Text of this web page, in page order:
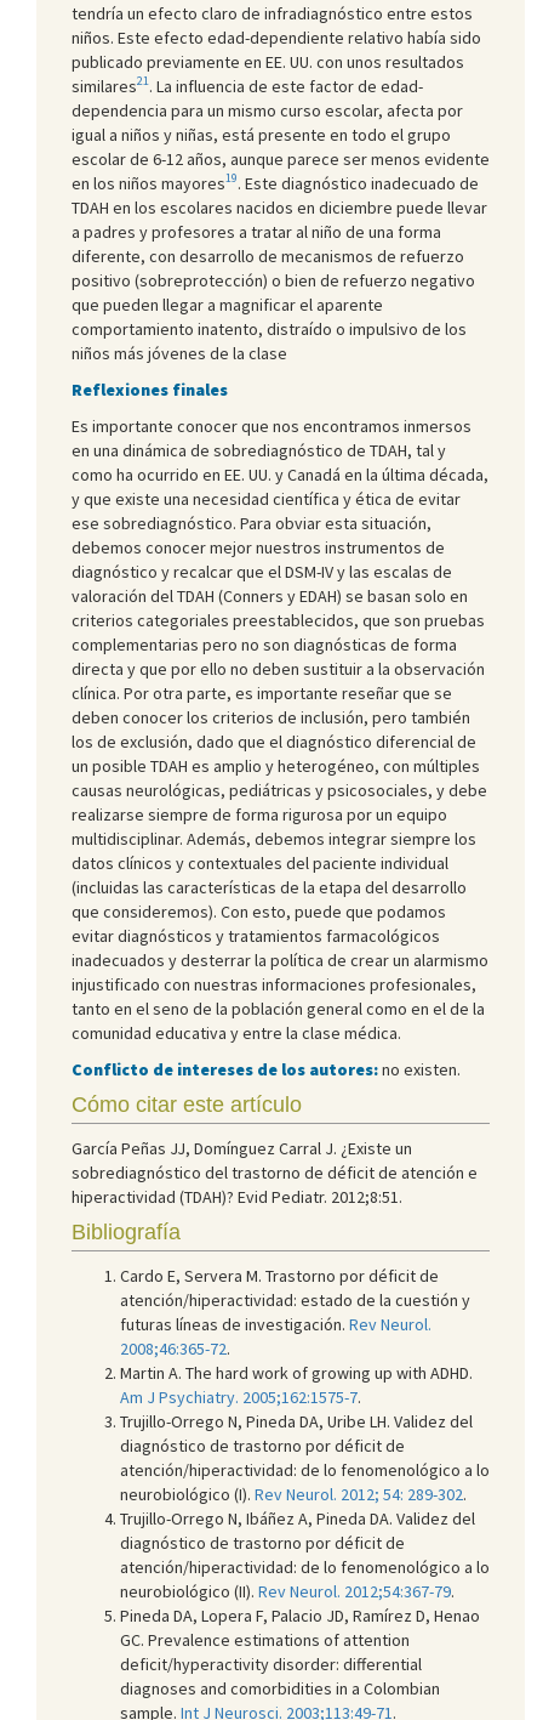
tendría un efecto claro de infradiagnóstico entre estos
niños. Este efecto edad-dependiente relativo había sido
publicado previamente en EE. UU. con unos resultados
similares21. La influencia de este factor de edad-
dependencia para un mismo curso escolar, afecta por
igual a niños y niñas, está presente en todo el grupo
escolar de 6-12 años, aunque parece ser menos evidente
en los niños mayores19. Este diagnóstico inadecuado de
TDAH en los escolares nacidos en diciembre puede llevar
a padres y profesores a tratar al niño de una forma
diferente, con desarrollo de mecanismos de refuerzo
positivo (sobreprotección) o bien de refuerzo negativo
que pueden llegar a magnificar el aparente
comportamiento inatento, distraído o impulsivo de los
niños más jóvenes de la clase
Reflexiones finales
Es importante conocer que nos encontramos inmersos
en una dinámica de sobrediagnóstico de TDAH, tal y
como ha ocurrido en EE. UU. y Canadá en la última década,
y que existe una necesidad científica y ética de evitar
ese sobrediagnóstico. Para obviar esta situación,
debemos conocer mejor nuestros instrumentos de
diagnóstico y recalcar que el DSM-IV y las escalas de
valoración del TDAH (Conners y EDAH) se basan solo en
criterios categoriales preestablecidos, que son pruebas
complementarias pero no son diagnósticas de forma
directa y que por ello no deben sustituir a la observación
clínica. Por otra parte, es importante reseñar que se
deben conocer los criterios de inclusión, pero también
los de exclusión, dado que el diagnóstico diferencial de
un posible TDAH es amplio y heterogéneo, con múltiples
causas neurológicas, pediátricas y psicosociales, y debe
realizarse siempre de forma rigurosa por un equipo
multidisciplinar. Además, debemos integrar siempre los
datos clínicos y contextuales del paciente individual
(incluidas las características de la etapa del desarrollo
que consideremos). Con esto, puede que podamos
evitar diagnósticos y tratamientos farmacológicos
inadecuados y desterrar la política de crear un alarmismo
injustificado con nuestras informaciones profesionales,
tanto en el seno de la población general como en el de la
comunidad educativa y entre la clase médica.
Conflicto de intereses de los autores:no existen.
Cómo citar este artículo
García Peñas JJ, Domínguez Carral J. ¿Existe un
sobrediagnóstico del trastorno de déficit de atención e
hiperactividad (TDAH)? Evid Pediatr. 2012;8:51.
Bibliografía
Cardo E, Servera M. Trastorno por déficit de
atención/hiperactividad: estado de la cuestión y
futuras líneas de investigación. Rev Neurol.
2008;46:365-72.
Martin A. The hard work of growing up with ADHD.
Am J Psychiatry. 2005;162:1575-7.
Trujillo-Orrego N, Pineda DA, Uribe LH. Validez del
diagnóstico de trastorno por déficit de
atención/hiperactividad: de lo fenomenológico a lo
neurobiológico (I). Rev Neurol. 2012; 54: 289-302.
Trujillo-Orrego N, Ibáñez A, Pineda DA. Validez del
diagnóstico de trastorno por déficit de
atención/hiperactividad: de lo fenomenológico a lo
neurobiológico (II). Rev Neurol. 2012;54:367-79.
Pineda DA, Lopera F, Palacio JD, Ramírez D, Henao
GC. Prevalence estimations of attention
deficit/hyperactivity disorder: differential
diagnoses and comorbidities in a Colombian
sample. Int J Neurosci. 2003;113:49-71 .